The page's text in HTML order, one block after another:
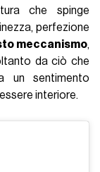
che spinge
perfezione
meccanismo,
da ciò che
un sentimento
interiore.